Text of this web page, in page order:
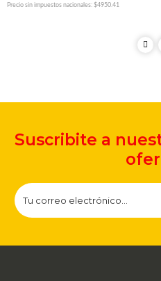
Precio sin impuestos nacionales: $4950.41
Suscribite a